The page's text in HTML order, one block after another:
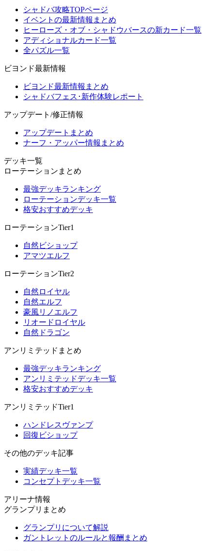
シャドバ攻略TOPページ
イベントの最新情報まとめ
ヒーローズ・オブ・シャドウバースの新カード一覧
アディショナルカード一覧
全パズル一覧
ビヨンド最新情報
ビヨンド最新情報まとめ
シャドバフェス･新作体験レポート
アップデート/修正情報
アップデートまとめ
ナーフ・アッパー情報まとめ
デッキ一覧
ローテーションまとめ
最強デッキランキング
ローテーションデッキ一覧
格安おすすめデッキ
ローテーションTier1
自然ビショップ
アマツエルフ
ローテーションTier2
自然ロイヤル
自然エルフ
豪風リノエルフ
リオードロイヤル
自然ドラゴン
アンリミテッドまとめ
最強デッキランキング
アンリミテッドデッキ一覧
格安おすすめデッキ
アンリミテッドTier1
ハンドレスヴァンプ
回復ビショップ
その他のデッキ記事
実績デッキ一覧
コンセプトデッキ一覧
アリーナ情報
グランプリまとめ
グランプリについて解説
ガントレットのルールと報酬まとめ